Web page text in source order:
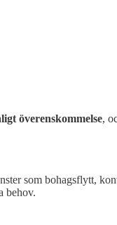
överenskommelse,
som bohagsflytt,
behov.